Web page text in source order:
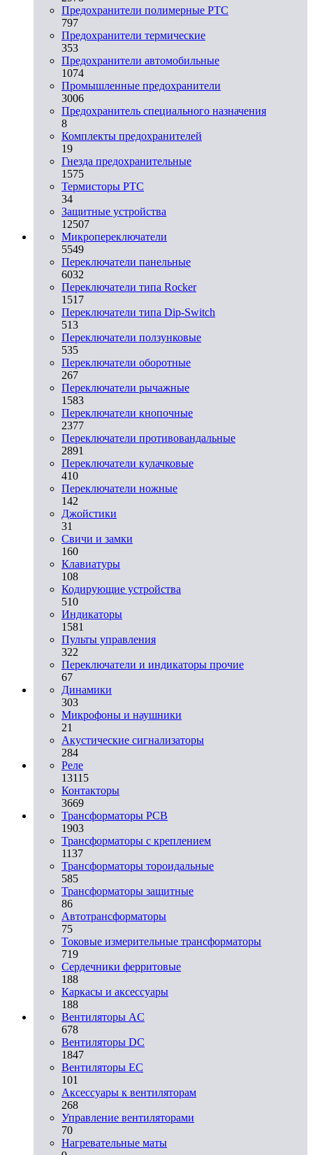
Предохранители полимерные PTC
797
Предохранители термические
353
Предохранители автомобильные
1074
Промышленные предохранители
3006
Предохранитель специального назначения
8
Комплекты предохранителей
19
Гнезда предохранительные
1575
Термисторы PTC
34
Защитные устройства
12507
Микропереключатели
5549
Переключатели панельные
6032
Переключатели типа Rocker
1517
Переключатели типа Dip-Switch
513
Переключатели ползунковые
535
Переключатели оборотные
267
Переключатели рычажные
1583
Переключатели кнопочные
2377
Переключатели противовандальные
2891
Переключатели кулачковые
410
Переключатели ножные
142
Джойстики
31
Свичи и замки
160
Клавиатуры
108
Кодирующие устройства
510
Индикаторы
1581
Пульты управления
322
Переключатели и индикаторы прочие
67
Динамики
303
Микрофоны и наушники
21
Акустические сигнализаторы
284
Реле
13115
Контакторы
3669
Трансформаторы PCB
1903
Трансформаторы с креплением
1137
Трансформаторы тороидальные
585
Трансформаторы защитные
86
Автотрансформаторы
75
Токовые измерительные трансформаторы
719
Сердечники ферритовые
188
Каркасы и аксессуары
188
Вентиляторы AC
678
Вентиляторы DC
1847
Вентиляторы EC
101
Аксессуары к вентиляторам
268
Управление вентиляторами
70
Нагревательные маты